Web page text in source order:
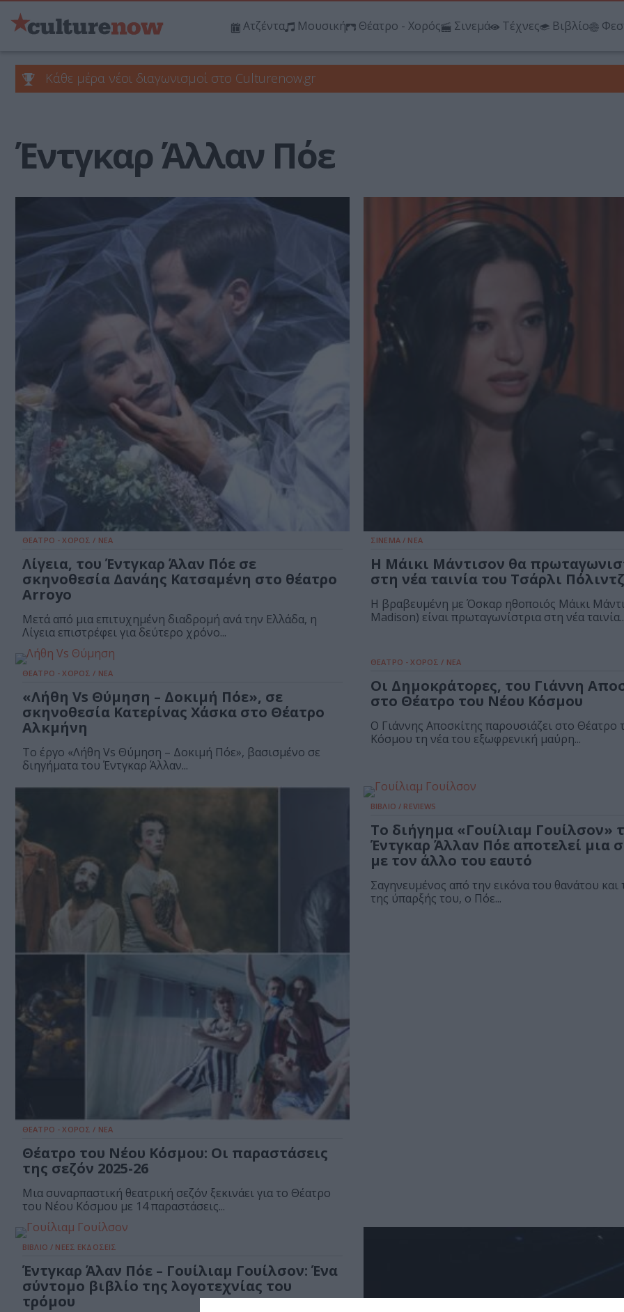
Ατζέντα Μουσική Θέατρο - Χορός Σινεμά Τέχνες Βιβλίο
Κάθε μέρα νέοι διαγωνισμοί στο Culturenow.gr
Έντγκαρ Άλλαν Πόε
ΘΕΑΤΡΟ - ΧΟΡΟΣ / ΝΕΑ
Λίγεια, του Έντγκαρ Άλαν Πόε σε
σκηνοθεσία Δανάης Κατσαμένη στο θέατρο
Arroyo
Μετά από μια επιτυχημένη διαδρομή ανά την Ελλάδα, η
Λίγεια επιστρέφει για δεύτερο χρόνο...
ΣΙΝΕΜΑ / ΝΕΑ
Η Μάικι Μάντισον θα
στη νέα ταινία του Τσάρλι
Η βραβευμένη με Όσκαρ ηθοποιός Μάικι
Madison) είναι πρωταγωνίστρια στη νέα
ΘΕΑΤΡΟ - ΧΟΡΟΣ / ΝΕΑ
«Λήθη Vs Θύμηση – Δοκιμή Πόε», σε
σκηνοθεσία Κατερίνας Χάσκα στο Θέατρο
Αλκμήνη
Το έργο «Λήθη Vs Θύμηση – Δοκιμή Πόε», βασισμένο σε
διηγήματα του Έντγκαρ Άλλαν...
ΘΕΑΤΡΟ - ΧΟΡΟΣ / ΝΕΑ
Οι Δημοκράτορες, του Γιάννη
στο Θέατρο του Νέου Κόσμου
Ο Γιάννης Αποσκίτης παρουσιάζει στο Θέατρο
Κόσμου τη νέα του εξωφρενική μαύρη...
ΘΕΑΤΡΟ - ΧΟΡΟΣ / ΝΕΑ
Θέατρο του Νέου Κόσμου: Οι παραστάσεις
της σεζόν 2025-26
Μια συναρπαστική θεατρική σεζόν ξεκινάει για το Θέατρο
του Νέου Κόσμου με 14 παραστάσεις...
ΒΙΒΛΙΟ / REVIEWS
Το διήγημα «Γουίλιαμ Γουίλσον»
Έντγκαρ Άλλαν Πόε αποτελεί μια
με τον άλλο του εαυτό
Σαγηνευμένος από την εικόνα του θανάτου και
της ύπαρξής του, ο Πόε...
ΒΙΒΛΙΟ / ΝΕΕΣ ΕΚΔΟΣΕΙΣ
Έντγκαρ Άλαν Πόε – Γουίλιαμ Γουίλσον: Ένα
σύντομο βιβλίο της λογοτεχνίας του
τρόμου